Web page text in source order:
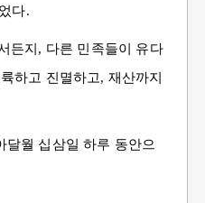
다.
든지, 다른 민족들이 유다
하고 진멸하고, 재산까지
달월 십삼일 하루 동안으